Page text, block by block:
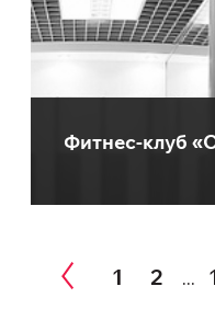
Фитнес-клуб
1 2 ...